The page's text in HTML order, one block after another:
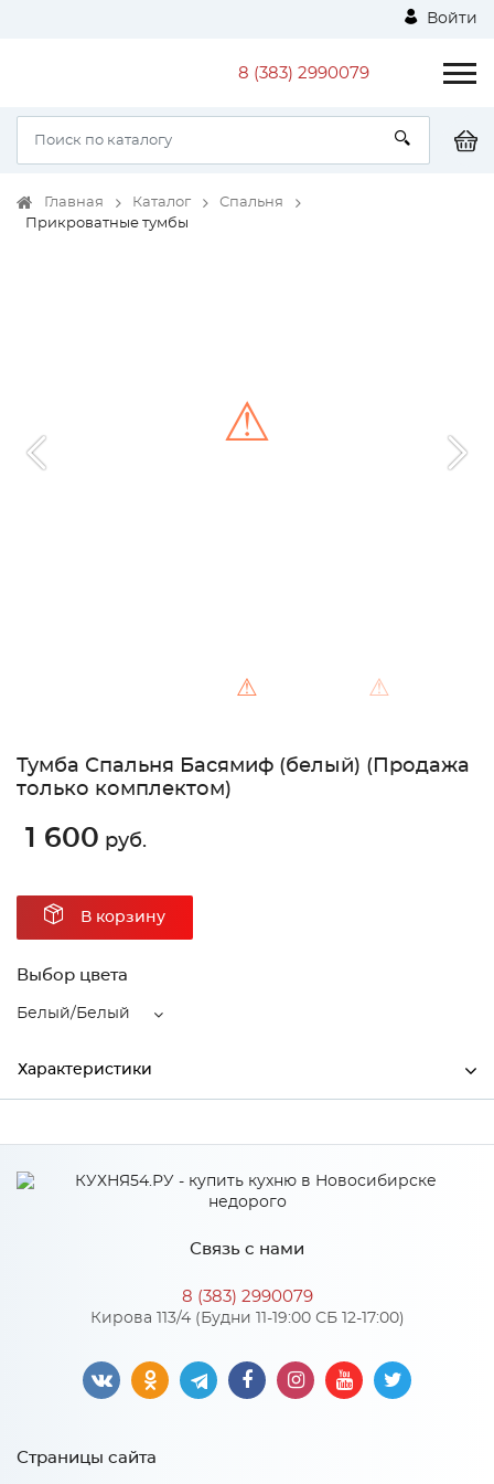
Войти
8 (383) 2990079
Главная Каталог
Спальня
Прикроватные тумбы
⚠ ⚠
⚠
Тумба Спальня Басямиф (белый) (Продажа
только комплектом)
1 600 руб.
В корзину
Выбор цвета
Белый/Белый
Характеристики
Цвет Белый/Белый
Особенности
Количество упаковок: 2
Материал 2: ЛДСП
Связь с нами
8 (383) 2990079
Кирова 113/4 (Будни 11-19:00 СБ 12-17:00)
Страницы сайта